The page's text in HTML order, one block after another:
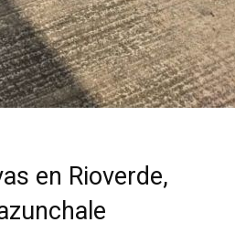
en Rioverde,